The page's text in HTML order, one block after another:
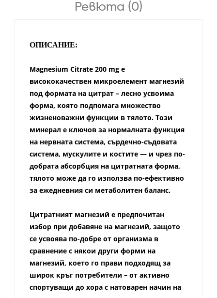
Ревюта (0)
ОПИСАНИЕ:
Magnesium Citrate 200 mg е
висококачествен микроелемент магнезий
под формата на цитрат – лесно усвоима
форма, която подпомага множество
жизненоважни функции в тялото. Този
минерал е ключов за нормалната функция
на нервната система, сърдечно-съдовата
система, мускулите и костите — и чрез по-
добрата абсорбция на цитратната форма,
тялото може да го използва по-ефективно
за ежедневния си метаболитен баланс.
Цитратният магнезий е предпочитан
избор при добавяне на магнезий, защото
се усвоява по-добре от организма в
сравнение с някои други форми на
магнезий, което го прави подходящ за
широк кръг потребители – от активно
спортуващи до хора с натоварен начин на